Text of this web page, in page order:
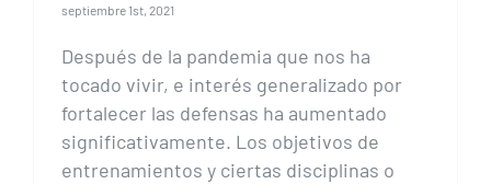
septiembre 1st, 2021
Después de la pandemia que nos ha
tocado vivir, e interés generalizado por
fortalecer las defensas ha aumentado
significativamente. Los objetivos de
entrenamientos y ciertas disciplinas o